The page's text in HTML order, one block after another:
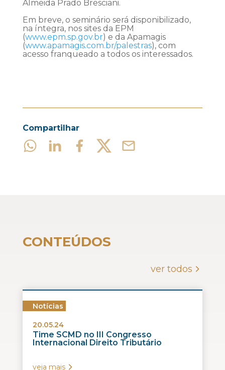
Almeida Prado Bresciani.
Em breve, o seminário será disponibilizado,
na íntegra, nos sites da EPM
(www.epm.sp.gov.br) e da Apamagis
(www.apamagis.com.br/palestras), com
acesso franqueado a todos os interessados.
Compartilhar
CONTEÚDOS
ver todos
Notícias
20.05.24
Time SCMD no III Congresso
Internacional Direito Tributário
veja mais